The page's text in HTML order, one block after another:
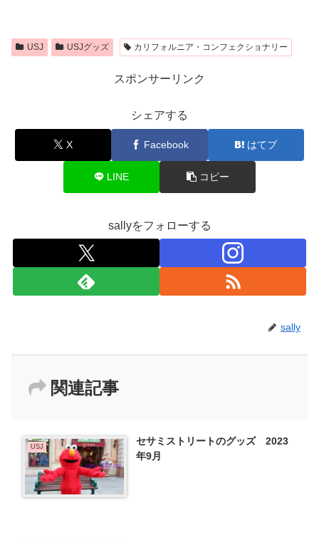
USJ USJグッズ カリフォルニア・コンフェクショナリー
スポンサーリンク
シェアする
X Facebook はてブ
LINE コピー
sallyをフォローする
sally
関連記事
USJ
セサミストリートのグッズ 2023
年9月